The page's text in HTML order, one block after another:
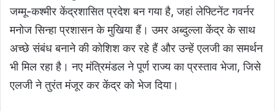
जम्मू-कश्मीर केंद्रशासित प्रदेश बन गया है, जहां लेफ्टिनेंट गवर्नर
मनोज सिन्हा प्रशासन के मुखिया हैं। उमर अब्दुल्ला केंद्र के साथ
अच्छे संबंध बनाने की कोशिश कर रहे हैं और उन्हें एलजी का समर्थन
भी मिल रहा है। नए मंत्रिमंडल ने पूर्ण राज्य का प्रस्ताव भेजा, जिसे
एलजी ने तुरंत मंजूर कर केंद्र को भेज दिया।